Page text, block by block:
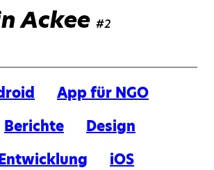
Ackee #2
App für NGO
Berichte
Design
iOS